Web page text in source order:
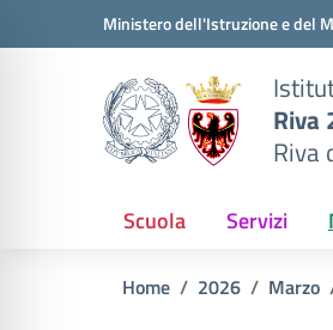
Vai ai contenuti
Vai al menu di navigazioneMinistero dell'Istruzione e del
Riva
Riva
Scuola Servizi
Home 2026 Marzo